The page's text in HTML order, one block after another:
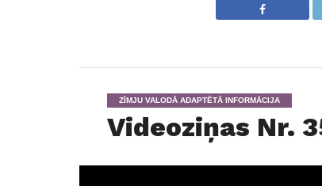
ZĪMJU VALODĀ ADAPTĒTĀ INFORMĀCIJA
Videoziņas Nr.